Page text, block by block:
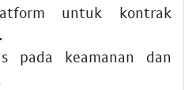
untuk kontrak
pada keamanan dan